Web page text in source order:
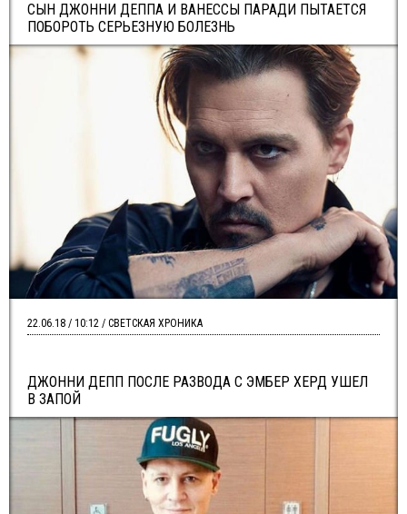
СЫН ДЖОННИ ДЕППА И ВАНЕССЫ ПАРАДИ ПЫТАЕТСЯ
ПОБОРОТЬ СЕРЬЕЗНУЮ БОЛЕЗНЬ
ДЖОННИ ДЕПП ПОСЛЕ РАЗВОДА С ЭМБЕР ХЕРД УШЕЛ
В ЗАПОЙ
22.06.18 / 10:12 / СВЕТСКАЯ ХРОНИКА